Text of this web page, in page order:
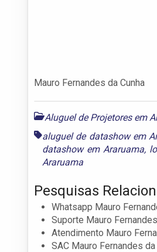
Mauro Fernandes da Cunha
Aluguel de Projetores em
aluguel de datashow em
datashow em Araruama,
Araruama
Pesquisas
Whatsapp Mauro
Suporte Mauro
Atendimento Mauro
SAC Mauro Fernandes da